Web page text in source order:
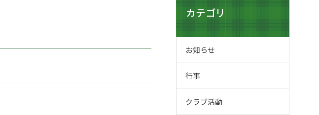
カテゴリ
お知らせ
行事
クラブ活動